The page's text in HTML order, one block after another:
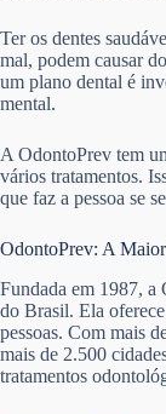
Ter os dentes
mal, podem causar
um plano dental é
mental.
A OdontoPrev tem
vários tratamentos.
que faz a pessoa se
OdontoPrev: A
Fundada em 1987, a
do Brasil. Ela
pessoas. Com mais
mais de 2.500
tratamentos